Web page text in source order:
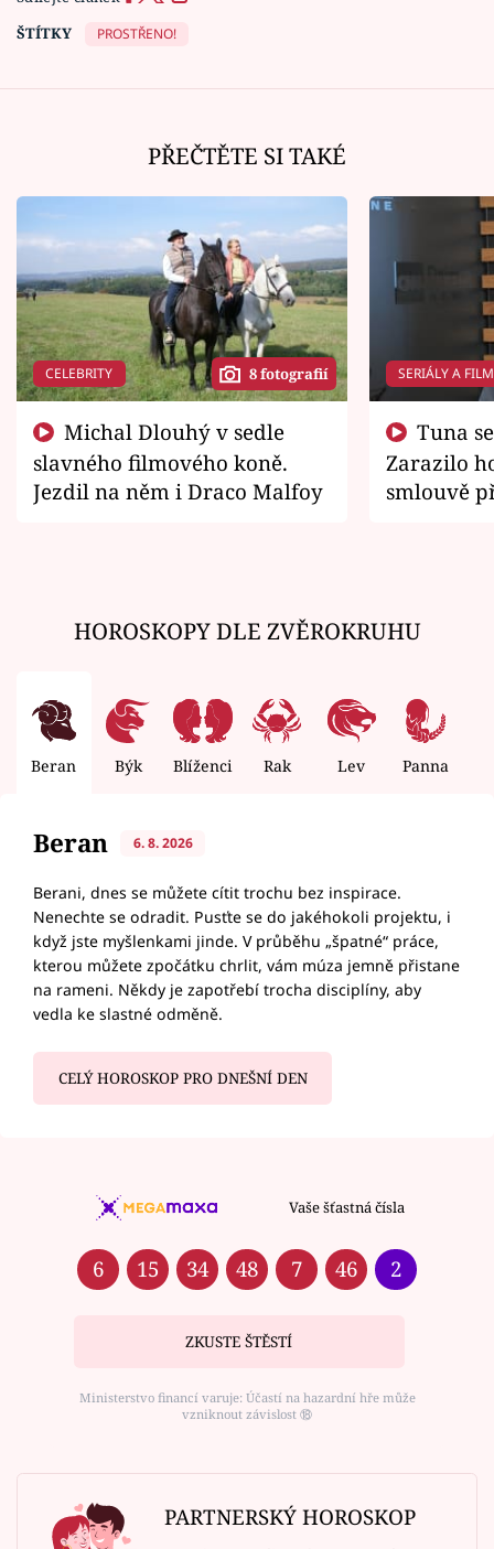
ŠTÍTKY
PROSTŘENO!
PŘEČTĚTE SI TAKÉ
CELEBRITY 8 fotografií
slavného filmového koně.
Jezdil na něm i Draco Malfoy
SERIÁLY A
Zarazilo
smlouvě
HOROSKOPY DLE ZVĚROKRUHU
Beran Býk Blíženci Rak Lev Panna
Beran 6. 8. 2026
Berani, dnes se můžete cítit trochu bez inspirace.
Nenechte se odradit. Pusťte se do jakéhokoli projektu, i
když jste myšlenkami jinde. V průběhu „špatné“ práce,
kterou můžete zpočátku chrlit, vám múza jemně přistane
na rameni. Někdy je zapotřebí trocha disciplíny, aby
vedla ke slastné odměně.
CELÝ HOROSKOP PRO DNEŠNÍ DEN
Vaše šťastná čísla
6 15 34 48 7 46 2
ZKUSTE ŠTĚSTÍ
Ministerstvo financí varuje: Účastí na hazardní hře může
vzniknout závislost ⑱
PARTNERSKÝ HOROSKOP